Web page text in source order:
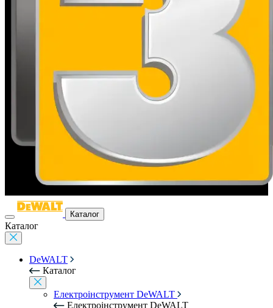
Каталог
Каталог
DeWALT
Каталог
Електроінструмент DeWALT
Електроінструмент DeWALT